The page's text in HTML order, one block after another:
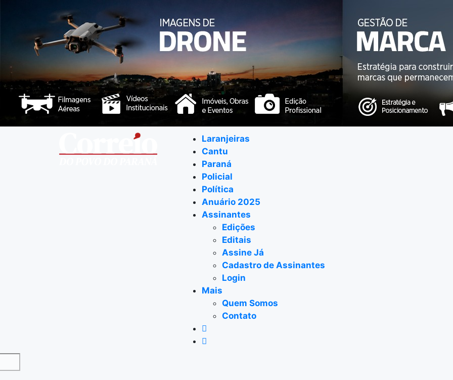
Laranjeiras
Cantu
Paraná
Policial
Política
Anuário 2025
Assinantes
Edições
Editais
Assine Já
Cadastro de Assinantes
Login
Mais
Quem Somos
Contato